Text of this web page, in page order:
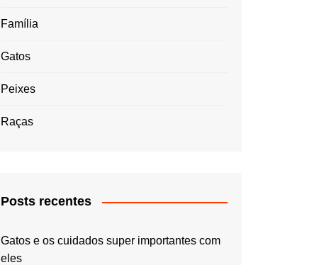
Família
Gatos
Peixes
Raças
Posts recentes
Gatos e os cuidados super importantes com
eles